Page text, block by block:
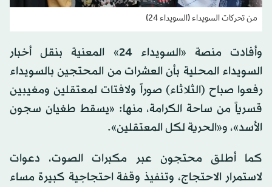
من تحركات السويداء (السويداء 24)
وأفادت منصة «السويداء 24» المعنية بنقل أخبار
السويداء المحلية بأن العشرات من المحتجين بالسويداء
رفعوا صباح (الثلاثاء) صوراً ولافتات لمعتقلين ومغيبين
قسرياً من ساحة الكرامة، منها: «يسقط طغيان سجون
الأسد»، و«الحرية لكل المعتقلين».
كما أطلق محتجون عبر مكبرات الصوت، دعوات
لاستمرار الاحتجاج، وتنفيذ وقفة احتجاجية كبيرة مساء